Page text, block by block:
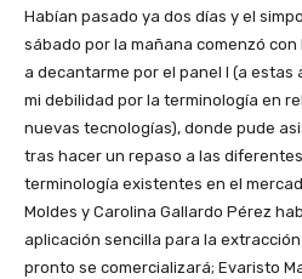
Habían pasado ya dos días y el
sábado por la mañana comenzó
a decantarme por el panel I (a
mi debilidad por la terminología en
nuevas tecnologías), donde pude
tras hacer un repaso a las
terminología existentes en el
Moldes y Carolina Gallardo Pérez
aplicación sencilla para la
pronto se comercializará; Evaristo